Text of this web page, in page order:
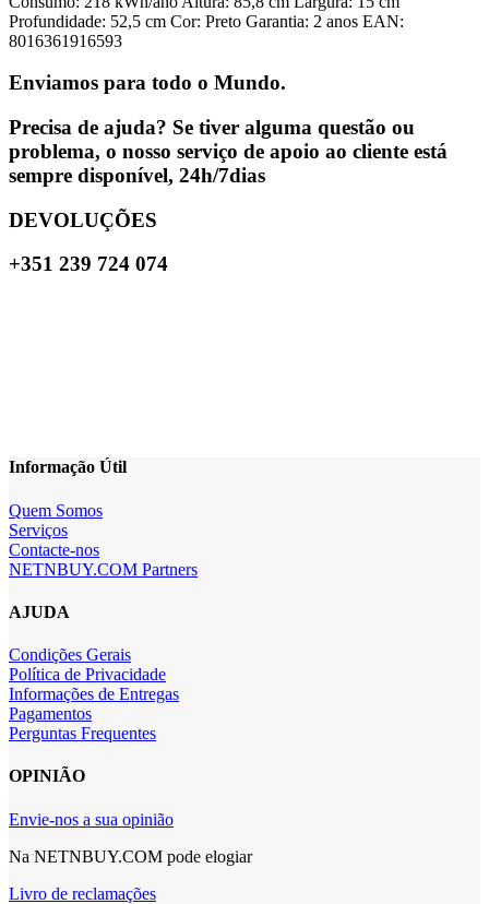
Profundidade: 52,5 cm Cor: Preto Garantia: 2 anos EAN:
8016361916593
Enviamos para todo o Mundo.
Precisa de ajuda? Se tiver alguma questão ou
problema, o nosso serviço de apoio ao cliente está
sempre disponível, 24h/7dias
DEVOLUÇÕES
+351 239 724 074
Informação Útil
Quem Somos
Serviços
Contacte-nos
NETNBUY.COM Partners
AJUDA
Condições Gerais
Política de Privacidade
Informações de Entregas
Pagamentos
Perguntas Frequentes
OPINIÃO
Envie-nos a sua opinião
Na NETNBUY.COM pode elogiar
Livro de reclamações